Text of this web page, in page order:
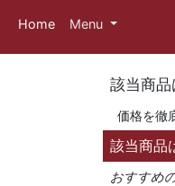
Home Menu
該当商
価格を徹
該当商品
おすすめ